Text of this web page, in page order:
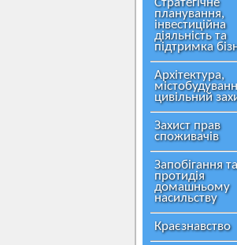
Стратегічне
планування,
інвестиційна
діяльність та
підтримка
Архітектура,
цивільний
Захист прав
споживачів
Запобігання та
протидія
домашньому
насильству
Краєзнавство